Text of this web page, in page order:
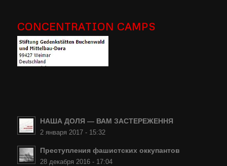
CONCENTRATION CAMPS
НАША ДОЛЯ — ВАМ ЗАСТЕРЕЖЕННЯ
2 января 2017 - 15:32
Преступления фашистских оккупантов
28 декабря 2016 - 17:04